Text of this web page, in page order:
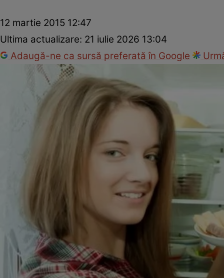
12 martie 2015 12:47
Ultima actualizare: 21 iulie 2026 13:04
Adaugă-ne ca sursă preferată în Google